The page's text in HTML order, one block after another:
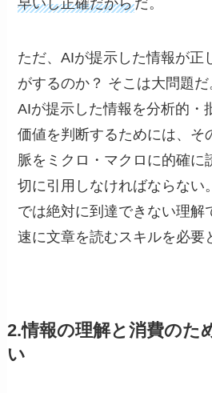
ただ、AIが提示した情報が正
がするのか？ そこは大問題だ
AIが提示した情報を分析的・
価値を判断するためには、そ
脈をミクロ・マクロに的確に
切に引用しなければならない
では絶対に到達できない理解
速に文章を読むスキルを必要
2.情報の理解と消費のた
い